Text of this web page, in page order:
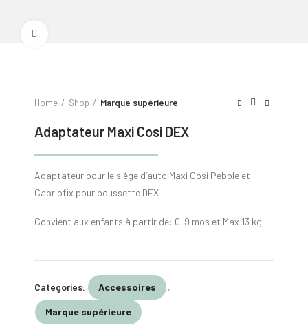
Home Shop Marque supérieure
Adaptateur Maxi Cosi DEX
Adaptateur pour le siège d’auto Maxi Cosi Pebble et
Cabriofix pour poussette DEX
Convient aux enfants à partir de: 0-9 mos et Max 13 kg
Categories: Accessoires ,
Marque supérieure